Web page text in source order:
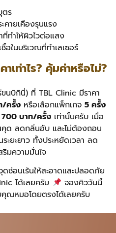
ตร
คายเคืองรุนแรง
ทำให้ผิวไวต่อแสง
อในบริเวณที่ทำเลเซอร์
เท่าไร? คุ้มค่าหรือไม่?
ขนบิกินี่) ที่ TBL Clinic มีราคา
/ครั้ง หรือเลือกแพ็กเกจ 5 ครั้ง
700 บาท/ครั้ง เท่านั้นครับ เมื่อ
คุด ลดกลิ่นอับ และไม่ต้องถอน
ะยะยาว ทั้งประหยัดเวลา ลด
มความมั่นใจ
อนเร้นให้สะอาดและปลอดภัย
ได้เลยครับ
จองคิววันนี้
ณหมอโดยตรงได้เลยครับ